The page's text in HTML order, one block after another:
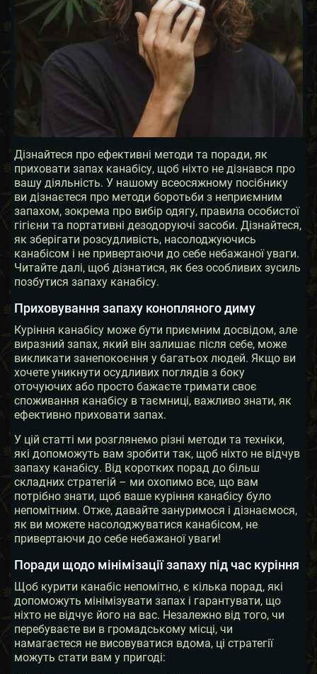
Дізнайтеся про ефективні методи та поради, як
приховати запах канабісу, щоб ніхто не дізнався про
вашу діяльність. У нашому всеосяжному посібнику
ви дізнаєтеся про методи боротьби з неприємним
запахом, зокрема про вибір одягу, правила особистої
гігієни та портативні дезодоруючі засоби. Дізнайтеся,
як зберігати розсудливість, насолоджуючись
канабісом і не привертаючи до себе небажаної уваги.
Читайте далі, щоб дізнатися, як без особливих зусиль
позбутися запаху канабісу.
Приховування запаху конопляного диму
Куріння канабісу може бути приємним досвідом, але
виразний запах, який він залишає після себе, може
викликати занепокоєння у багатьох людей. Якщо ви
хочете уникнути осудливих поглядів з боку
оточуючих або просто бажаєте тримати своє
споживання канабісу в таємниці, важливо знати, як
ефективно приховати запах.
У цій статті ми розглянемо різні методи та техніки,
які допоможуть вам зробити так, щоб ніхто не відчув
запаху канабісу. Від коротких порад до більш
складних стратегій – ми охопимо все, що вам
потрібно знати, щоб ваше куріння канабісу було
непомітним. Отже, давайте зануримося і дізнаємося,
як ви можете насолоджуватися канабісом, не
привертаючи до себе небажаної уваги!
Поради щодо мінімізації запаху під час куріння
Щоб курити канабіс непомітно, є кілька порад, які
допоможуть мінімізувати запах і гарантувати, що
ніхто не відчує його на вас. Незалежно від того, чи
перебуваєте ви в громадському місці, чи
намагаєтеся не висовуватися вдома, ці стратегії
можуть стати вам у пригоді: